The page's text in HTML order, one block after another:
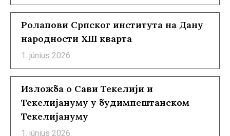
Ролапови Српског института на Дану
народности XIII кварта
1. június 2026.
Изложба о Сави Текелији и
Текелијануму у будимпештанском
Текелијануму
1. június 2026.